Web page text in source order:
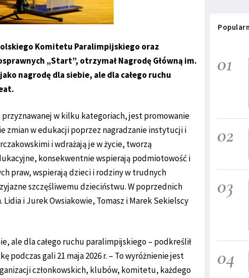
Komitetu Paralimpijskiego oraz
„Start”, otrzymał Nagrodę Główną im.
nagrodę dla siebie, ale dla całego ruchu
przyznawanej w kilku kategoriach, jest promowanie
zmian w edukacji poprzez nagradzanie instytucji i
i wdrażają je w życie, tworzą
konsekwentnie wspierają podmiotowość i
praw, wspierają dzieci i rodziny w trudnych
szczęśliwemu dzieciństwu. W poprzednich
i Jurek Owsiakowie, Tomasz i Marek Sekielscy
ale dla całego ruchu paralimpijskiego – podkreślił
podczas gali 21 maja 2026 r. – To wyróżnienie jest
członkowskich, klubów, komitetu, każdego
01
02
03
04